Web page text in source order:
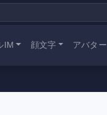
IM 顔文字 アバター